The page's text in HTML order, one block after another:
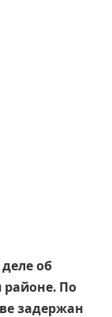
об
По
задержан